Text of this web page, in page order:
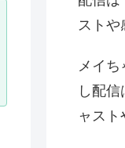
ストや
メイち
し配
ャスト